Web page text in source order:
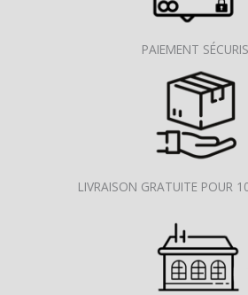
PAIEMENT
LIVRAISON GRATUITE POUR